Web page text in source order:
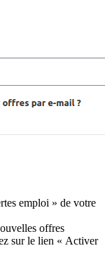
emploi » de votre
offres
sur le lien « Activer